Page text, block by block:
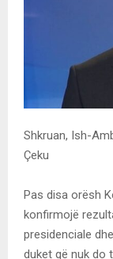
Shkruan, Ish-
Çeku
Pas disa orësh
konfirmojë
presidenciale
duket që nuk do